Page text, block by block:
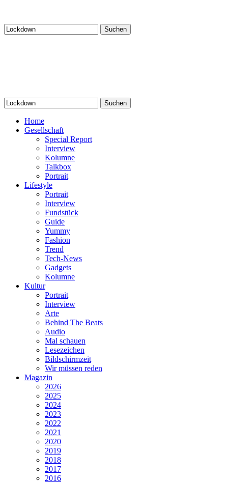
Suchen
nach:
Suchen
nach:
Home
Gesellschaft
Special Report
Interview
Kolumne
Talkbox
Portrait
Lifestyle
Portrait
Interview
Fundstück
Guide
Yummy
Fashion
Trend
Tech-News
Gadgets
Kolumne
Kultur
Portrait
Interview
Arte
Behind The Beats
Audio
Mal schauen
Lesezeichen
Bildschirmzeit
Wir müssen reden
Magazin
2026
2025
2024
2023
2022
2021
2020
2019
2018
2017
2016